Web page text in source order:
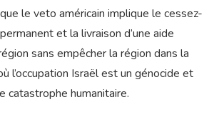
le veto américain implique le cessez-
et la livraison d’une aide
sans empêcher la région dans la
l’occupation Israël est un génocide et
catastrophe humanitaire.